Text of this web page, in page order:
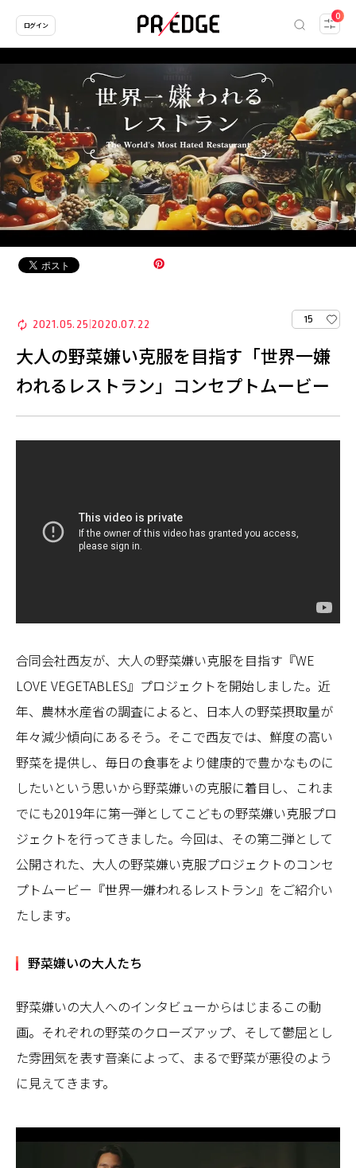
0
ログイン
2021.05.25 2020.07.22 15
大人の野菜嫌い克服を目指す「世界一嫌
われるレストラン」コンセプトムービー
合同会社西友が、大人の野菜嫌い克服を目指す『WE
LOVE VEGETABLES』プロジェクトを開始しました。近
年、農林水産省の調査によると、日本人の野菜摂取量が
年々減少傾向にあるそう。そこで西友では、鮮度の高い
野菜を提供し、毎日の食事をより健康的で豊かなものに
したいという思いから野菜嫌いの克服に着目し、これま
でにも2019年に第一弾としてこどもの野菜嫌い克服プロ
ジェクトを行ってきました。今回は、その第二弾として
公開された、大人の野菜嫌い克服プロジェクトのコンセ
プトムービー『世界一嫌われるレストラン』をご紹介い
たします。
野菜嫌いの大人たち
野菜嫌いの大人へのインタビューからはじまるこの動
画。それぞれの野菜のクローズアップ、そして鬱屈とし
た雰囲気を表す音楽によって、まるで野菜が悪役のよう
に見えてきます。